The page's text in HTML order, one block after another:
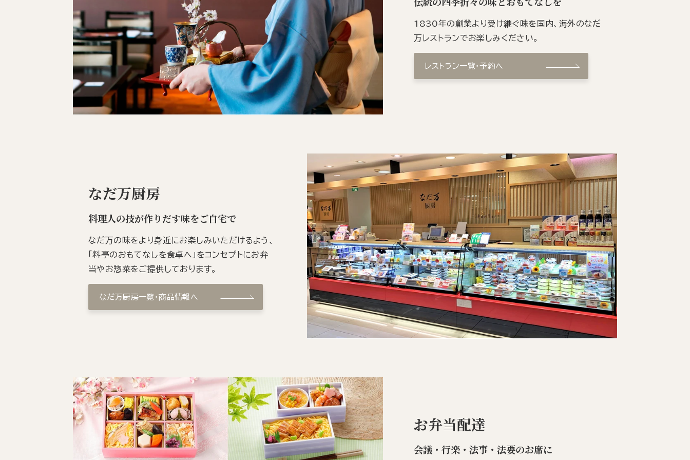
1830年の創業より受け継ぐ味を国内、海外のなだ
万レストランでお楽しみください。
レストラン一覧・予約へ
なだ万厨房
料理人の技が作りだす味をご自宅で
なだ万の味をより身近にお楽しみいただけるよう、
「料亭のおもてなしを食卓へ」をコンセプトにお弁
当やお惣菜をご提供しております。
なだ万厨房一覧・商品情報へ
お弁当配達
会議・行楽・法事・法要のお席に